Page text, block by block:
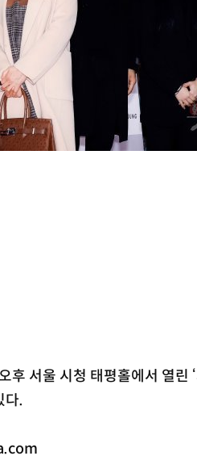
후 서울 시청 태평홀에서 열린
다.